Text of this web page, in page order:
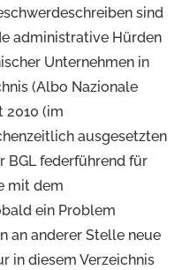
sind
administrative Hürden
Unternehmen in
(Albo Nazionale
2010 (im
ausgesetzten
BGL federführend für
mit dem
ein Problem
an anderer Stelle neue
in diesem Verzeichnis